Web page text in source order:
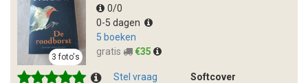
0/0
0-5 dagen
5 boeken
gratis
€35
3 foto's
Stel vraag
Softcover